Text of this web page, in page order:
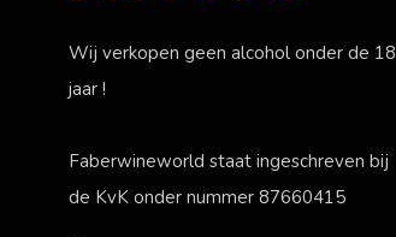
Wij verkopen geen alcohol onder de 18
jaar !
Faberwineworld staat ingeschreven bij
de KvK onder nummer 87660415